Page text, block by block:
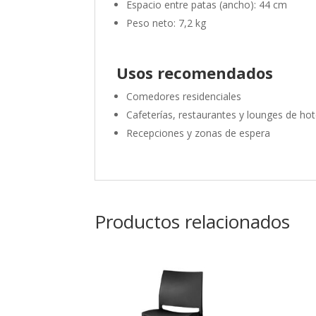
Espacio entre patas (ancho): 44 cm
Peso neto: 7,2 kg
Usos recomendados
Comedores residenciales
Cafeterías, restaurantes y lounges de
Recepciones y zonas de espera
Productos relacionados